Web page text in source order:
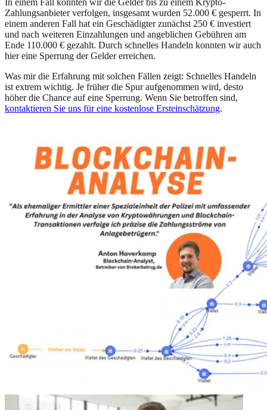
In einem Fall konnten wir die Gelder bis zu einem Krypto-
Zahlungsanbieter verfolgen, insgesamt wurden 52.000 € gesperrt. In
einem anderen Fall hat ein Geschädigter zunächst 250 € investiert
und nach weiteren Einzahlungen und angeblichen Gebühren am
Ende 110.000 € gezahlt. Durch schnelles Handeln konnten wir auch
hier eine Sperrung der Gelder erreichen.
Was mir die Erfahrung mit solchen Fällen zeigt: Schnelles Handeln
ist extrem wichtig. Je früher die Spur aufgenommen wird, desto
höher die Chance auf eine Sperrung. Wenn Sie betroffen sind,
kontaktieren Sie uns für eine kostenlose Ersteinschätzung.